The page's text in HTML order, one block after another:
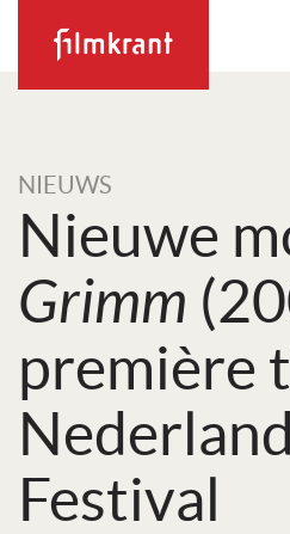
NIEUWS
Nieuwe
Grimm
première
Festival